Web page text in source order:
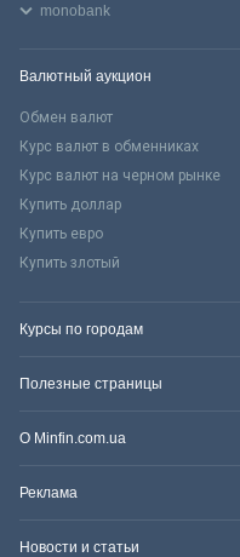
monobank
Валютный аукцион
Обмен валют
Курс валют в обменниках
Курс валют на черном рынке
Купить доллар
Купить евро
Купить злотый
Курсы по городам
Полезные страницы
О Minfin.com.ua
Реклама
Новости и статьи